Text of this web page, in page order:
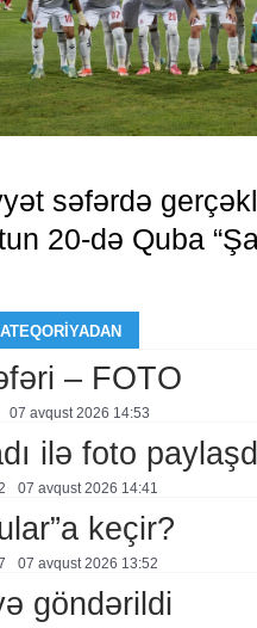
səfərdə
20-də Quba
– FOTO
07 avqust 2026 14:53
ilə foto
07 avqust 2026 14:41
keçir?
07 avqust 2026 13:52
göndərildi